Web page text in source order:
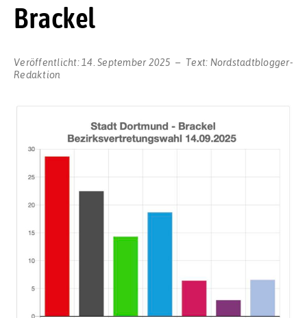
Brackel
Veröffentlicht: 14. September 2025 Text: Nordstadtblogger-
Redaktion